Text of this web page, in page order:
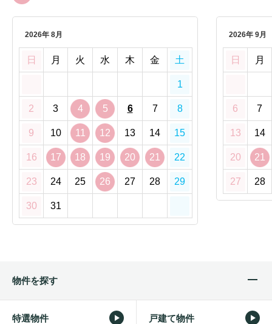
2026年 8月
日 月 火 水 木 金 土
1
2 3 4 5 6 7 8
9 10 11 12 13 14 15
16 17 18 19 20 21 22
23 24 25 26 27 28 29
30 31
2026年 9月
日 月
6 7
13 14
20 21
27 28
物件を探す
特選物件 戸建て物件